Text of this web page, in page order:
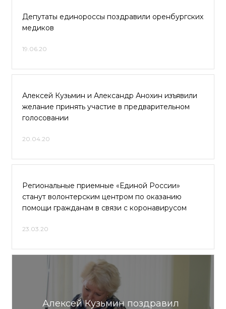
Депутаты единороссы поздравили оренбургских
медиков
19.06.20
Алексей Кузьмин и Александр Анохин изъявили
желание принять участие в предварительном
голосовании
20.04.20
Региональные приемные «Единой России»
станут волонтерским центром по оказанию
помощи гражданам в связи с коронавирусом
23.03.20
Алексей Кузьмин поздравил